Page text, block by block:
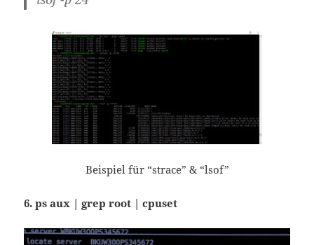
Beispiel für “strace” & “lsof”
6. ps aux | grep root | cpuset